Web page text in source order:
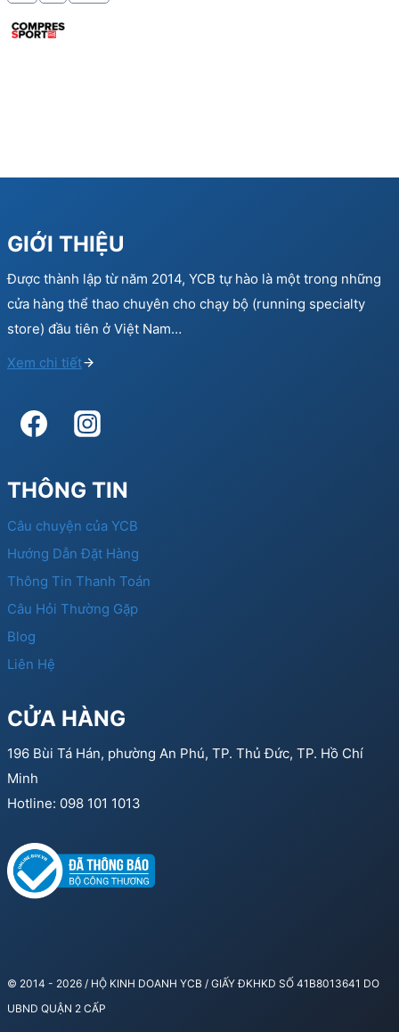
GIỚI THIỆU
Được thành lập từ năm 2014, YCB tự hào là một trong những
cửa hàng thể thao chuyên cho chạy bộ (running specialty
store) đầu tiên ở Việt Nam…
Xem chi tiết
THÔNG TIN
Câu chuyện của YCB
Hướng Dẫn Đặt Hàng
Thông Tin Thanh Toán
Câu Hỏi Thường Gặp
Blog
Liên Hệ
CỬA HÀNG
196 Bùi Tá Hán, phường An Phú, TP. Thủ Đức, TP. Hồ Chí
Minh
Hotline: 098 101 1013
© 2014 - 2026 / HỘ KINH DOANH YCB / GIẤY ĐKHKD SỐ 41B8013641 DO
UBND QUẬN 2 CẤP